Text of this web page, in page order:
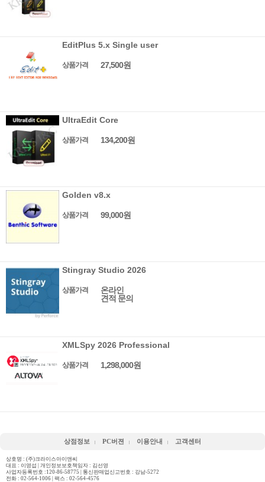
EditPlus 5.x Single user
상품가격 27,500원
UltraEdit Core
상품가격 134,200원
Golden v8.x
상품가격 99,000원
Stingray Studio 2026
상품가격
온라인
견적 문의
XMLSpy 2026 Professional
상품가격 1,298,000원
상점정보 PC버젼 이용안내 고객센터
상호명 : (주)크라이스아이앤씨
대표 : 이영섭 | 개인정보보호책임자 : 김선영
사업자등록번호 :120-86-58775 | 통신판매업신고번호 : 강남-5272
전화 : 02-564-1006 | 팩스 : 02-564-4576